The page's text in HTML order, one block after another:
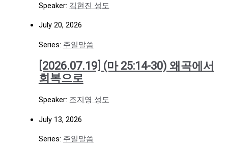
Speaker: 김현진 성도
July 20, 2026
Series: 주일말씀
[2026.07.19] (마 25:14-30) 왜곡에서
회복으로
Speaker: 조지영 성도
July 13, 2026
Series: 주일말씀